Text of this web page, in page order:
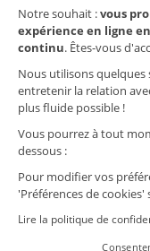
Notre souhait :vous
expérience en ligne
continu. Êtes-vous
Nous utilisons
entretenir la relation
plus fluide possible !
Vous pourrez à tout
dessous :
Pour modifier vos
'Préférences de
Lire la politique de